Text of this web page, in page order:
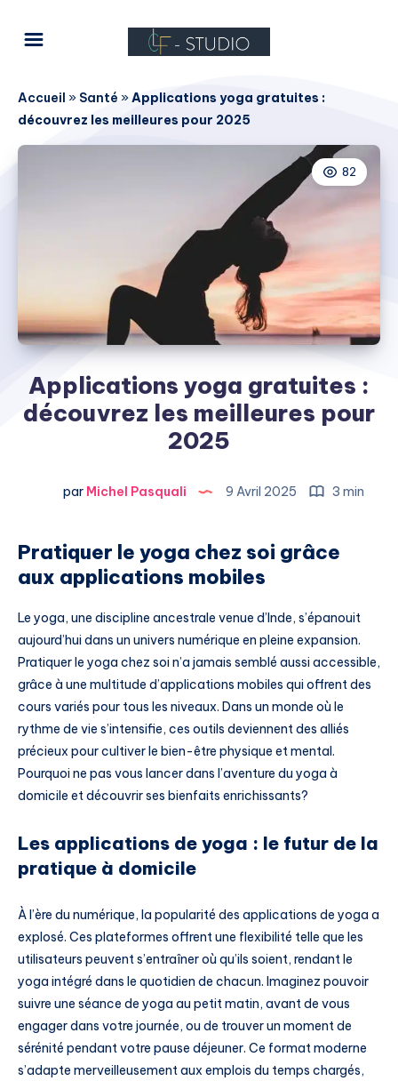
Accueil » Santé »Applications yoga gratuites :
découvrez les meilleures pour 2025
82
Applications yoga gratuites :
découvrez les meilleures pour
2025
par Michel Pasquali 9 Avril 2025 3 min
Pratiquer le yoga chez soi grâce
aux applications mobiles
Le yoga, une discipline ancestrale venue d’Inde, s’épanouit
aujourd’hui dans un univers numérique en pleine expansion.
Pratiquer le yoga chez soi n’a jamais semblé aussi accessible,
grâce à une multitude d’applications mobiles qui offrent des
cours variés pour tous les niveaux. Dans un monde où le
rythme de vie s’intensifie, ces outils deviennent des alliés
précieux pour cultiver le bien-être physique et mental.
Pourquoi ne pas vous lancer dans l’aventure du yoga à
domicile et découvrir ses bienfaits enrichissants?
Les applications de yoga : le futur de la
pratique à domicile
À l’ère du numérique, la popularité des applications de yoga a
explosé. Ces plateformes offrent une flexibilité telle que les
utilisateurs peuvent s’entraîner où qu’ils soient, rendant le
yoga intégré dans le quotidien de chacun. Imaginez pouvoir
suivre une séance de yoga au petit matin, avant de vous
engager dans votre journée, ou de trouver un moment de
sérénité pendant votre pause déjeuner. Ce format moderne
s’adapte merveilleusement aux emplois du temps chargés,